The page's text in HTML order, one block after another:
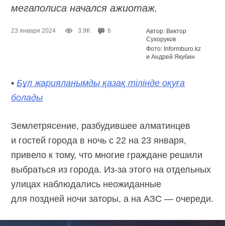
мегаполиса начался ажиотаж.
23 января 2024 3.9K 6
Автор: Виктор
Сухоруков
Фото: Informburo.kz
и Андрей Якубин
•Бұл жарияланымды қазақ тілінде оқуға
болады
Землетрясение, разбудившее алматинцев
и гостей города в ночь с 22 на 23 января,
привело к тому, что многие граждане решили
выбраться из города. Из-за этого на отдельных
улицах наблюдались неожиданные
для поздней ночи заторы, а на АЗС — очереди.